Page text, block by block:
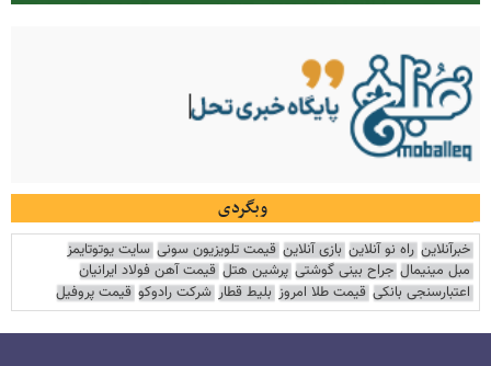
وبگردی
خبرآنلاین راه نو آنلاین بازی آنلاین قیمت تلویزیون سونی سایت یوتوتایمز
مبل مینیمال جراح بینی گوشتی پرشین هتل قیمت آهن فولاد ایرانیان
اعتبارسنجی بانکی قیمت طلا امروز بلیط قطار شرکت رادوکو قیمت پروفیل